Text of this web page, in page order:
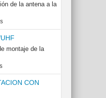
de la antena a la
montaje de la
CON